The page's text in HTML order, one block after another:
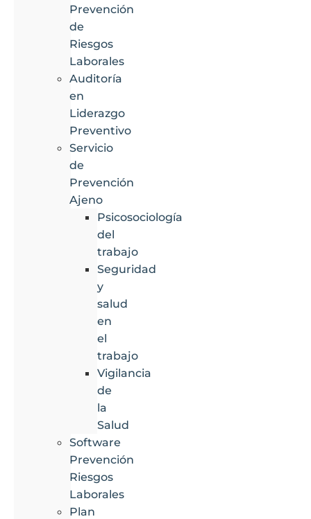
Prevención
de
Riesgos
Laborales
Auditoría
en
Liderazgo
Preventivo
Servicio
de
Prevención
Ajeno
Psicosociología
del
trabajo
Seguridad
y
salud
en
el
trabajo
Vigilancia
de
la
Salud
Software
Prevención
Riesgos
Laborales
Plan